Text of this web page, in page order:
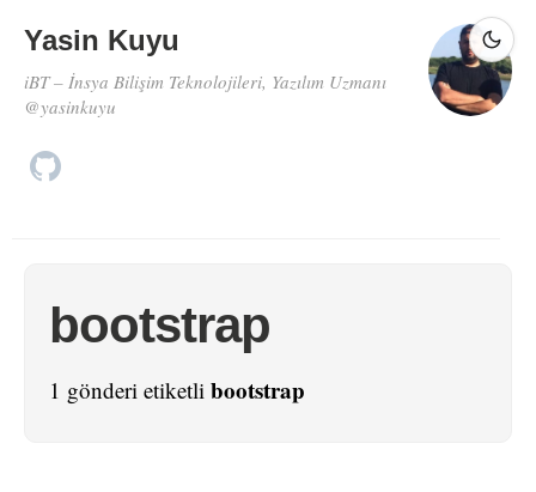
Yasin Kuyu
iBT – İnsya Bilişim Teknolojileri, Yazılım Uzmanı
@yasinkuyu
bootstrap
1 gönderi etiketli bootstrap